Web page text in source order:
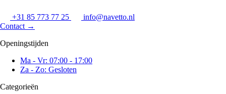
+31 85 773 77 25
info@navetto.nl
Contact →
Openingstijden
Ma - Vr: 07:00 - 17:00
Za - Zo: Gesloten
Categorieën